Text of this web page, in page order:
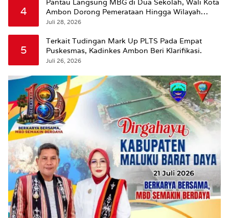
4
Ambon Dorong Pemerataan Hingga Wilayah
Leitimur Selatan
Juli 28, 2026
5
Terkait Tudingan Mark Up PLTS Pada Empat
Puskesmas, Kadinkes Ambon Beri Klarifikasi.
Juli 26, 2026